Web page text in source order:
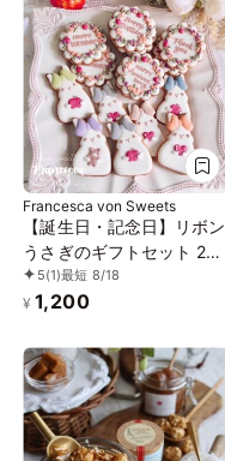
Francesca von Sweets
【誕生日・記念日】リボン
うさぎのギフトセット 2枚
入り
5(1)最短 8/18
¥ 1,200